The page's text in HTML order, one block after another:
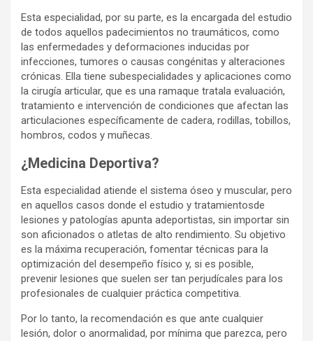
Esta especialidad, por su parte, es la encargada del estudio
de todos aquellos padecimientos no traumáticos, como
las enfermedades y deformaciones inducidas por
infecciones, tumores o causas congénitas y alteraciones
crónicas. Ella tiene subespecialidades y aplicaciones como
la cirugía articular, que es una ramaque tratala evaluación,
tratamiento e intervención de condiciones que afectan las
articulaciones específicamente de cadera, rodillas, tobillos,
hombros, codos y muñecas.
¿Medicina Deportiva?
Esta especialidad atiende el sistema óseo y muscular, pero
en aquellos casos donde el estudio y tratamientosde
lesiones y patologías apunta adeportistas, sin importar sin
son aficionados o atletas de alto rendimiento. Su objetivo
es la máxima recuperación, fomentar técnicas para la
optimización del desempeño físico y, si es posible,
prevenir lesiones que suelen ser tan perjudícales para los
profesionales de cualquier práctica competitiva.
Por lo tanto, la recomendación es que ante cualquier
lesión, dolor o anormalidad, por mínima que parezca, pero